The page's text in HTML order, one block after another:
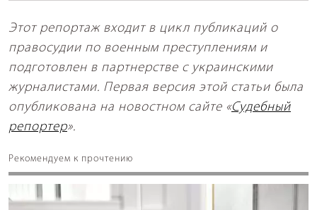
Этот репортаж входит в цикл публикаций о
правосудии по военным преступлениям и
подготовлен в партнерстве с украинскими
журналистами. Первая версия этой статьи была
опубликована на новостном сайте «Судебный
репортер».
Рекомендуем к прочтению